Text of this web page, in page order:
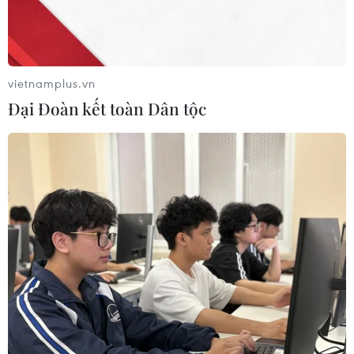
TIN LIÊN QUAN
vietnamplus.vn
Đại Đoàn kết toàn Dân tộc